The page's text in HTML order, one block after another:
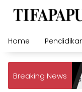
Home
Breaking News
Wisatawan